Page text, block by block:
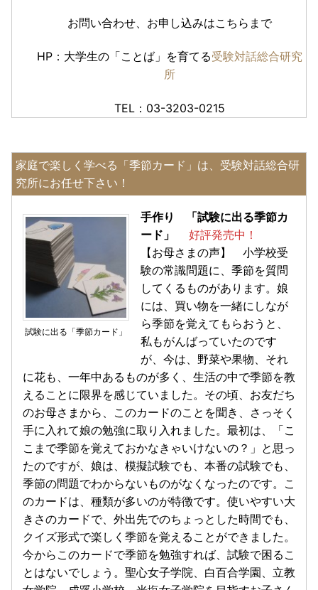
お問い合わせ、お申し込みはこちらまで
HP：大学生の「ことば」を育てる受験対話総合研究
所
TEL：03-3203-0215
家庭で楽しく学べる「季節カード」は、受験対話総合研
究所にお任せ下さい！
試験に出る「季節カード」
手作り 「試験に出る季節カ
ード」 好評発売中！
【お母さまの声】 小学校受
験の常識問題に、季節を質問
してくるものがあります。娘
には、買い物を一緒にしなが
ら季節を覚えてもらおうと、
私もがんばっていたのです
が、今は、野菜や果物、それ
に花も、一年中あるものが多く、生活の中で季節を教
えることに限界を感じていました。その頃、お友だち
のお母さまから、このカードのことを聞き、さっそく
手に入れて娘の勉強に取り入れました。最初は、「こ
こまで季節を覚えておかなきゃいけないの？」と思っ
たのですが、娘は、模擬試験でも、本番の試験でも、
季節の問題でわからないものがなくなったのです。こ
のカードは、種類が多いのが特徴です。使いやすい大
きさのカードで、外出先でのちょっとした時間でも、
クイズ形式で楽しく季節を覚えることができました。
今からこのカードで季節を勉強すれば、試験で困るこ
とはないでしょう。聖心女子学院、白百合学園、立教